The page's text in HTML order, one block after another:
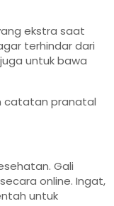
ekstra saat
terhindar dari
untuk bawa
catatan pranatal
Gali
online. Ingat,
untuk